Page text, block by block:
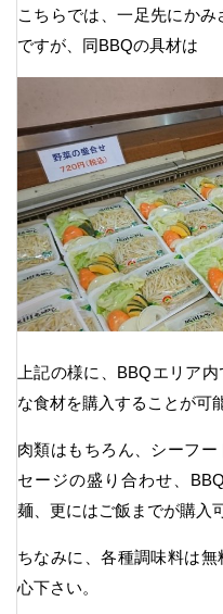
こちらでは、一足先にか
ですが、同BBQの具材は
上記の様に、BBQエリア
な食材を購入することが可
肉類はもちろん、シーフ
セージの盛り合わせ、
麺、更にはご飯までが購入
ちなみに、各種調味料は
心下さい。